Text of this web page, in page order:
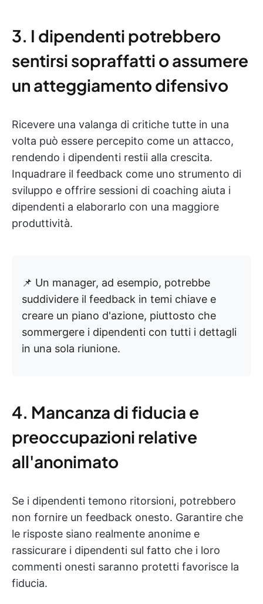
3. I dipendenti potrebbero
sentirsi sopraffatti o assumere
un atteggiamento difensivo
Ricevere una valanga di critiche tutte in una
volta può essere percepito come un attacco,
rendendo i dipendenti restii alla crescita.
Inquadrare il feedback come uno strumento di
sviluppo e offrire sessioni di coaching aiuta i
dipendenti a elaborarlo con una maggiore
produttività.
📌 Un manager, ad esempio, potrebbe
suddividere il feedback in temi chiave e
creare un piano d'azione, piuttosto che
sommergere i dipendenti con tutti i dettagli
in una sola riunione.
4. Mancanza di fiducia e
preoccupazioni relative
all'anonimato
Se i dipendenti temono ritorsioni, potrebbero
non fornire un feedback onesto. Garantire che
le risposte siano realmente anonime e
rassicurare i dipendenti sul fatto che i loro
commenti onesti saranno protetti favorisce la
fiducia.